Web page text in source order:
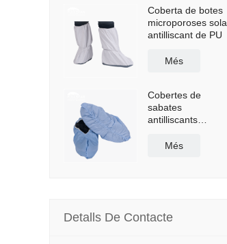
Coberta de botes
microporoses sola
antilliscant de PU
Més
Cobertes de
sabates
antilliscants
polietilè
Més
Detalls De Contacte